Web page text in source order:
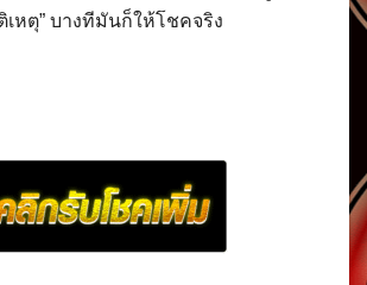
เหตุ” บางทีมันก็ให้โชคจริง